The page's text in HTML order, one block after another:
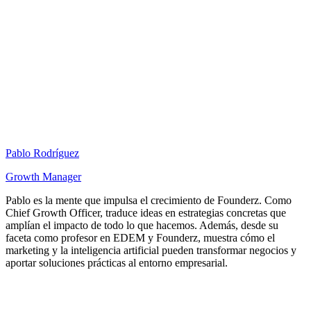
Pablo Rodríguez
Growth Manager
Pablo es la mente que impulsa el crecimiento de Founderz. Como
Chief Growth Officer, traduce ideas en estrategias concretas que
amplían el impacto de todo lo que hacemos. Además, desde su
faceta como profesor en EDEM y Founderz, muestra cómo el
marketing y la inteligencia artificial pueden transformar negocios y
aportar soluciones prácticas al entorno empresarial.